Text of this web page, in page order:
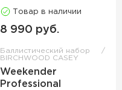
Товар в наличии
8 990 руб.
Баллистический набор
BIRCHWOOD CASEY
Weekender
Professional